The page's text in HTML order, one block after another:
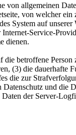
von allgemeinen
von welcher
System auf
Service-
dienen.
betroffene
(3) die
die zur
und die
der Server-